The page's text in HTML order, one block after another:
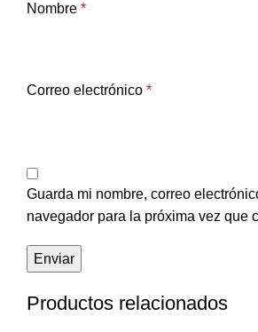
Nombre *
Correo electrónico *
Guarda mi nombre, correo
navegador para la próxima vez que
Productos relacionados